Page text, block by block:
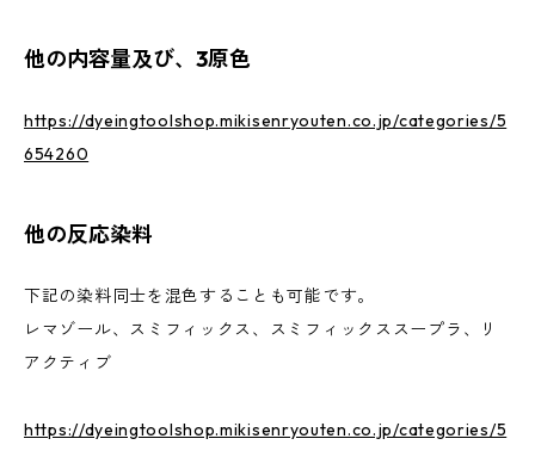
他の内容量及び、3原色
https://dyeingtoolshop.mikisenryouten.co.jp/categories/5
654260
他の反応染料
下記の染料同士を混色することも可能です。
レマゾール、スミフィックス、スミフィックススープラ、リ
アクティブ
https://dyeingtoolshop.mikisenryouten.co.jp/categories/5